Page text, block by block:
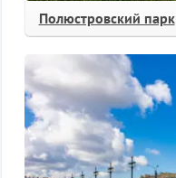
Полюстровский парк